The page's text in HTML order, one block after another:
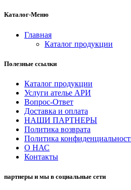
Каталог-Меню
Главная
Каталог продукции
Полезные ссылки
Каталог продукции
Услуги ателье АРИ
Вопрос-Ответ
Доставка и оплата
НАШИ ПАРТНЕРЫ
Политика возврата
Политика
О НАС
Контакты
партнеры и мы в социальные сети